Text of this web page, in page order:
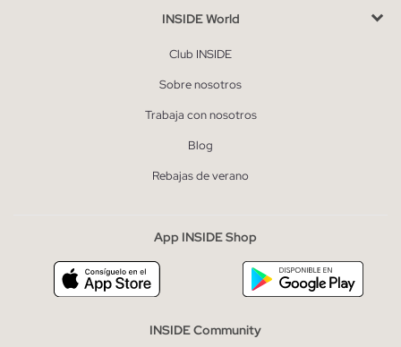
INSIDE World
Club INSIDE
Sobre nosotros
Trabaja con nosotros
Blog
Rebajas de verano
App INSIDE Shop
INSIDE Community